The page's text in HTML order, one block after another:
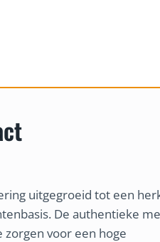
uitgegroeid tot een
De authentieke
voor een hoge